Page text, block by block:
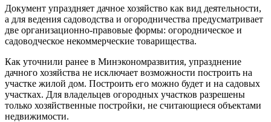
Документ упраздняет дачное хозяйство как вид деятельности,
а для ведения садоводства и огородничества предусматривает
две организационно-правовые формы: огородническое и
садоводческое некоммерческие товарищества.
Как уточнили ранее в Минэкономразвития, упразднение
дачного хозяйства не исключает возможности построить на
участке жилой дом. Построить его можно будет и на садовых
участках. Для владельцев огородных участков разрешены
только хозяйственные постройки, не считающиеся объектами
недвижимости.